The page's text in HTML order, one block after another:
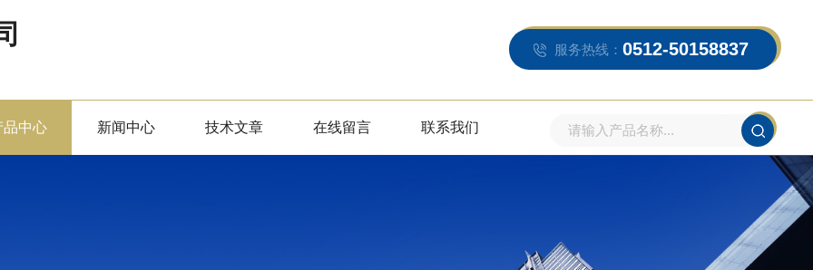
服务热线： 0512-50158837
品中心 新闻中心 技术文章 在线留言 联系我们